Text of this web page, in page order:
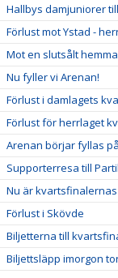
Hallbys damjuniorer
Förlust mot Ystad -
Mot en slutsålt
Nu fyller vi Arenan!
Förlust i damlagets
Förlust för herrlaget
Arenan börjar fyllas
Supporterresa till
Nu är
Förlust i Skövde
Biljetterna till
Biljettsläpp imorgon